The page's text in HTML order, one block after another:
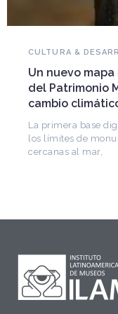
Falleció
patrimonio
Arquitecto,
CONICET, fundó
de Arquitectura